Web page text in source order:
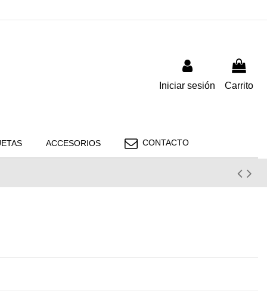
Iniciar sesión Carrito
ACCESORIOS CONTACTO